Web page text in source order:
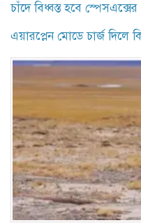
চাঁদে বিধ্বস্ত হবে
এয়ারপ্লেন মোডে চার্জ দিলে